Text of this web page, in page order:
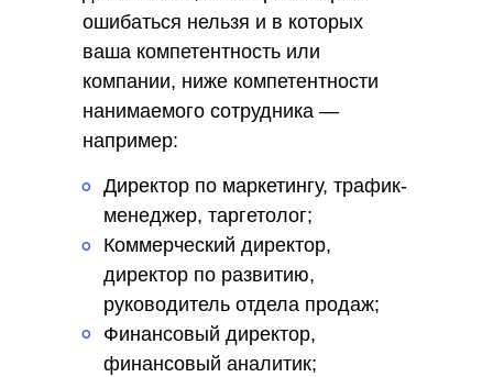
Многоступенчатый отбор
сотрудников
руководящего звена
Ведем поиск по всей
России
и находим ценные кадры
6
7
ошибаться нельзя и в которых
ваша компетентность или
компании, ниже компетентности
нанимаемого сотрудника —
например:
Директор по маркетингу, трафик-
менеджер, таргетолог;
Коммерческий директор,
директор по развитию,
руководитель отдела продаж;
Финансовый директор,
финансовый аналитик;
°
°
°